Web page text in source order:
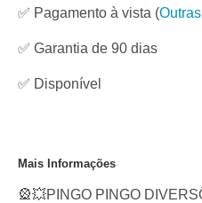
✅ Pagamento à vista (
✅ Garantia de 90 dias
✅ Disponível
Mais Informações
🎡💥PINGO PINGO